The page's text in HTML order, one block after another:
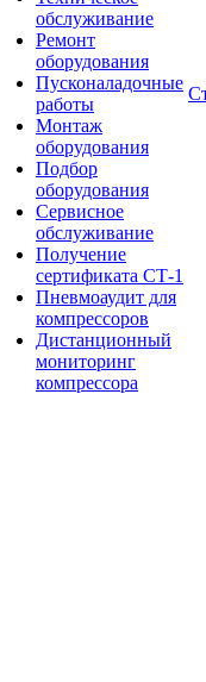
обслуживание
Ремонт
оборудования
Пусконаладочные
работы
Монтаж
оборудования
Подбор
оборудования
Сервисное
обслуживание
Получение
сертификата СТ-1
Пневмоаудит для
компрессоров
Дистанционный
мониторинг
компрессора